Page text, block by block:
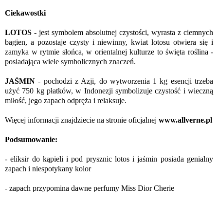
Ciekawostki
LOTOS - jest symbolem absolutnej czystości, wyrasta z ciemnych
bagien, a pozostaje czysty i niewinny, kwiat lotosu otwiera się i
zamyka w rytmie słońca, w orientalnej kulturze to święta roślina -
posiadająca wiele symbolicznych znaczeń.
JAŚMIN- pochodzi z Azji, do wytworzenia 1 kg esencji trzeba
użyć 750 kg płatków, w Indonezji symbolizuje czystość i wieczną
miłość, jego zapach odpręża i relaksuje.
Więcej informacji znajdziecie na stronie oficjalnej www.allverne.pl
Podsumowanie:
- eliksir do kąpieli i pod prysznic lotos i jaśmin posiada genialny
zapach i niespotykany kolor
- zapach przypomina dawne perfumy Miss Dior Cherie